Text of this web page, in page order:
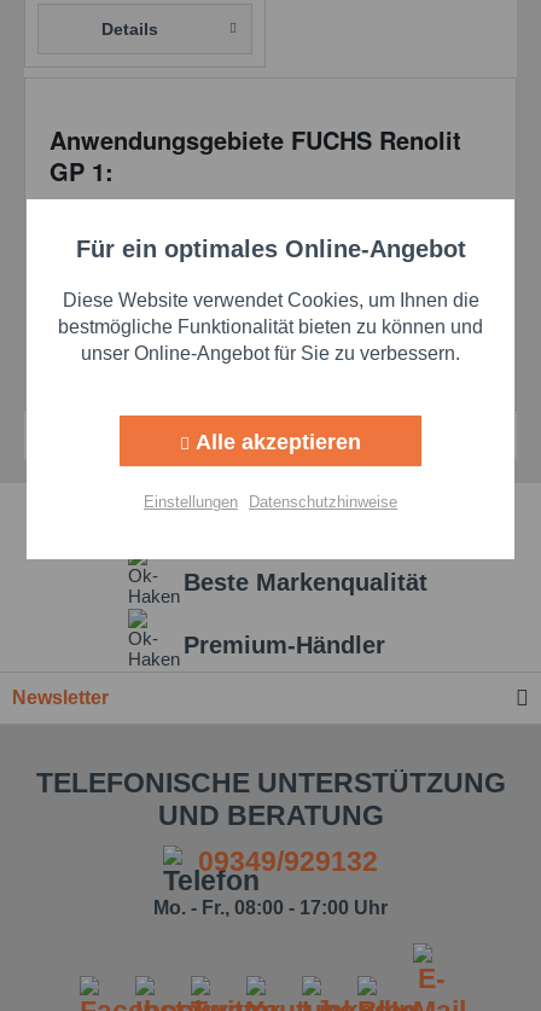
Details
Anwendungsgebiete FUCHS Renolit
GP 1:
Arten von Wälz- und Gleitlagern in verschiedenen
Besonders vorteilhaft in feuchten Umgebungen und bei
Anwendungen, die einen hohen Korrosionsschutz
erfordern.
Schnelle Lieferzeiten
Beste Markenqualität
Premium-Händler
Newsletter
TELEFONISCHE UNTERSTÜTZUNG
UND BERATUNG
09349/929132
Mo. - Fr., 08:00 - 17:00 Uhr
Funktionale Aktiv
Marketing Aktiv
Personalisierung Aktiv
Für ein optimales Online-Angebot
Diese Website verwendet Cookies, um Ihnen die
bestmögliche Funktionalität bieten zu können und
unser Online-Angebot für Sie zu verbessern.
Alle akzeptieren
Einstellungen Datenschutzhinweise